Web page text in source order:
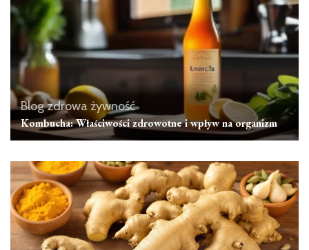
Blog zdrowa żywność
Kombucha: Właściwości zdrowotne i wpływ na organizm